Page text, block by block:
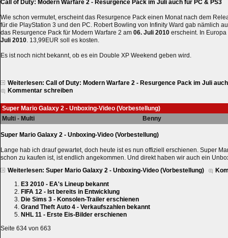
Call of Duty: Modern Warfare 2 - Resurgence Pack im Juli auch für PC & PS3
Wie schon vermutet, erscheint das Resurgence Pack einen Monat nach dem
für die PlayStation 3 und den PC. Robert Bowling von Infinity Ward gab nämlich
das Resurgence Pack für Modern Warfare 2 am 06. Juli 2010 erscheint. In
Juli 2010 . 13,99EUR soll es kosten.
Es ist noch nicht bekannt, ob es ein Double XP Weekend geben wird.
Weiterlesen: Call of Duty: Modern Warfare 2 - Resurgence Pack im Juli
Kommentar schreiben
Super Mario Galaxy 2 - Unboxing-Video (Vorbestellung)
Multi - Multi
Benny
Super Mario Galaxy 2 - Unboxing-Video (Vorbestellung)
Lange hab ich drauf gewartet, doch heute ist es nun offiziell erschienen. Super
schon zu kaufen ist, ist endlich angekommen. Und direkt haben wir auch ein
Weiterlesen: Super Mario Galaxy 2 - Unboxing-Video (Vorbestellung)
E3 2010 - EA's Lineup bekannt
FIFA 12 - Ist bereits in Entwicklung
Die Sims 3 - Konsolen-Trailer erschienen
Grand Theft Auto 4 - Verkaufszahlen bekannt
NHL 11 - Erste Eis-Bilder erschienen
Seite 634 von 663